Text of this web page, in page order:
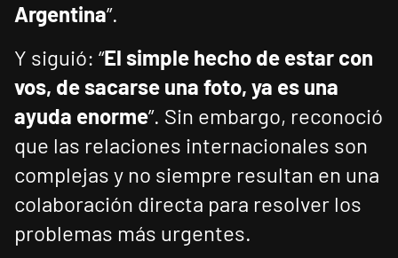
Argentina”.
Y siguió: “El simple hecho de estar con
vos, de sacarse una foto, ya es una
ayuda enorme”. Sin embargo, reconoció
que las relaciones internacionales son
complejas y no siempre resultan en una
colaboración directa para resolver los
problemas más urgentes.